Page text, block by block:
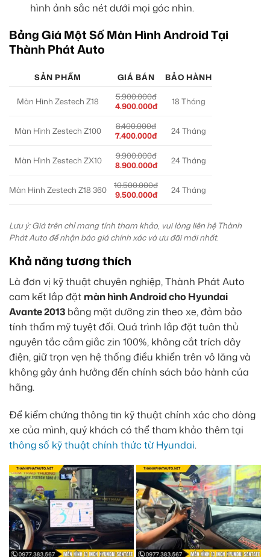
hình ảnh sắc nét dưới mọi góc nhìn.
Bảng Giá Một Số Màn Hình Android Tại
Thành Phát Auto
SẢN PHẨM GIÁ BÁN BẢO HÀNH
Màn Hình Zestech Z18
5.900.000đ
4.900.000đ
18 Tháng
Màn Hình Zestech Z100
8.400.000đ
7.400.000đ
24 Tháng
Màn Hình Zestech ZX10
9.900.000đ
8.900.000đ
24 Tháng
Màn Hình Zestech Z18 360
10.500.000đ
9.500.000đ
24 Tháng
Lưu ý: Giá trên chỉ mang tính tham khảo, vui lòng liên hệ Thành
Phát Auto để nhận báo giá chính xác và ưu đãi mới nhất.
Khả năng tương thích
Là đơn vị kỹ thuật chuyên nghiệp, Thành Phát Auto
cam kết lắp đặt màn hình Android cho Hyundai
Avante 2013 bằng mặt dưỡng zin theo xe, đảm bảo
tính thẩm mỹ tuyệt đối. Quá trình lắp đặt tuân thủ
nguyên tắc cắm giắc zin 100%, không cắt trích dây
điện, giữ trọn vẹn hệ thống điều khiển trên vô lăng và
không gây ảnh hưởng đến chính sách bảo hành của
hãng.
Để kiểm chứng thông tin kỹ thuật chính xác cho dòng
xe của mình, quý khách có thể tham khảo thêm tại
thông số kỹ thuật chính thức từ Hyundai.